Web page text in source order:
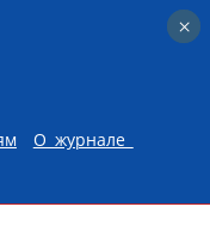
О журнале
×
×